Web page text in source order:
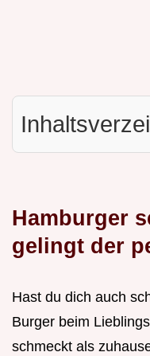
Hamburger
gelingt der
Hast du dich auch
Burger beim
schmeckt als